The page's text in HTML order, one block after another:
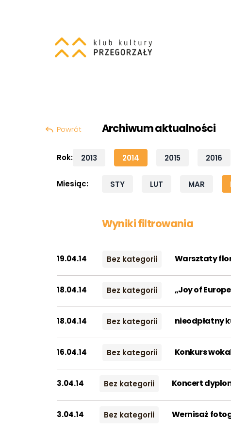
Archiwum aktualności
Powrót
Rok: 2013 2014 2015 2016
Miesiąc: STY LUT MAR
Wyniki filtrowania
Warsztaty
19.04.14 Bez kategorii
„Joy of
18.04.14 Bez kategorii
nieodpłatny
18.04.14 Bez kategorii
Konkurs
16.04.14 Bez kategorii
Koncert
3.04.14 Bez kategorii
Wernisaż
3.04.14 Bez kategorii